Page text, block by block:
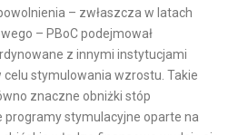
– zwłaszcza w latach
– PBoC podejmował
z innymi instytucjami
stymulowania wzrostu. Takie
znaczne obniżki stóp
programy stymulacyjne oparte na